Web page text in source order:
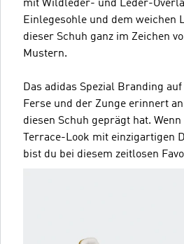
mit Wildleder- und Leder-
Einlegesohle und dem weichen
dieser Schuh ganz im Zeichen
Mustern.
Das adidas Spezial Branding
Ferse und der Zunge erinnert
diesen Schuh geprägt hat.
Terrace-Look mit einzigartigen
bist du bei diesem zeitlosen